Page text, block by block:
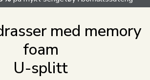
med memory
foam
U-splitt